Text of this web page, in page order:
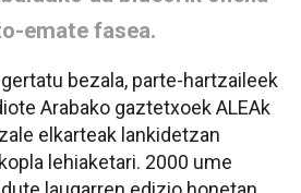
emate fasea.
bezala, parte-hartzaileek
Arabako gaztetxoek ALEAk
elkarteak lankidetzan
lehiaketari. 2000 ume